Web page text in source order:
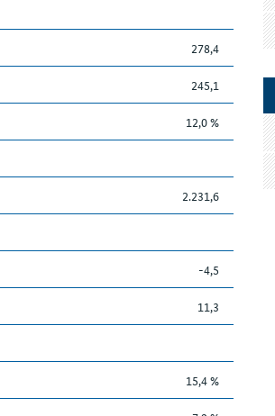
278,4
245,1
12,0 %
2.231,6
-4,5
11,3
15,4 %